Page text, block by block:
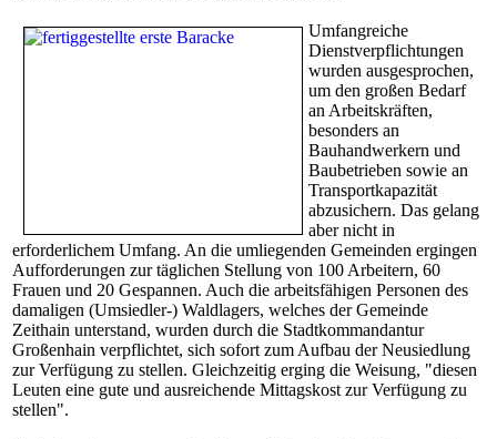
Umfangreiche
Dienstverpflichtungen
wurden ausgesprochen,
um den großen Bedarf
an Arbeitskräften,
besonders an
Bauhandwerkern und
Baubetrieben sowie an
Transportkapazität
abzusichern. Das gelang
aber nicht in
erforderlichem Umfang. An die umliegenden Gemeinden ergingen
Aufforderungen zur täglichen Stellung von 100 Arbeitern, 60
Frauen und 20 Gespannen. Auch die arbeitsfähigen Personen des
damaligen (Umsiedler-) Waldlagers, welches der Gemeinde
Zeithain unterstand, wurden durch die Stadtkommandantur
Großenhain verpflichtet, sich sofort zum Aufbau der Neusiedlung
zur Verfügung zu stellen. Gleichzeitig erging die Weisung, "diesen
Leuten eine gute und ausreichende Mittagskost zur Verfügung zu
stellen".